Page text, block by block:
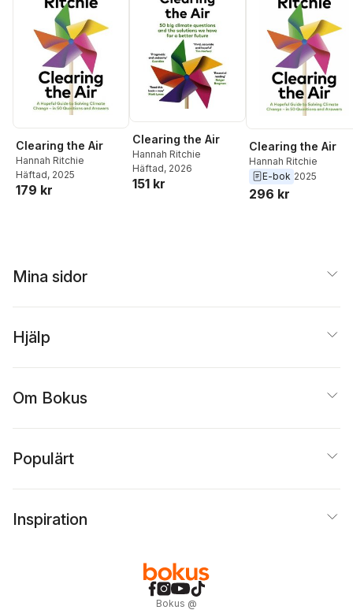
Clearing the Air
Hannah Ritchie
Häftad, 2025
179 kr
Clearing the Air
Hannah Ritchie
Häftad, 2026
151 kr
Clearing the Air
Hannah Ritchie
E-bok 2025
296 kr
Mina sidor
Hjälp
Om Bokus
Populärt
Inspiration
Bokus @